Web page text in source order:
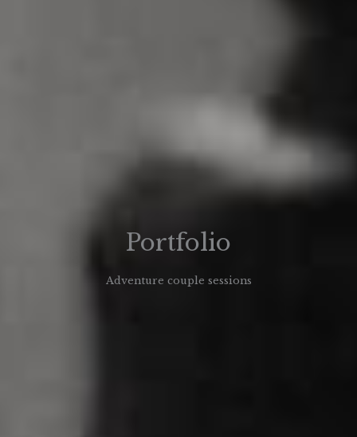
Portfolio
Adventure couple sessions